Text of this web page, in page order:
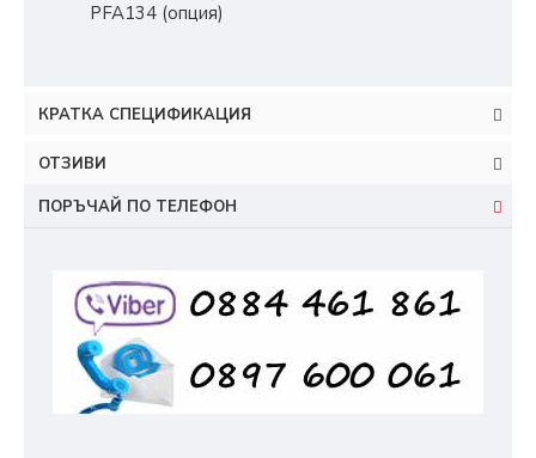
PFA134 (опция)
КРАТКА СПЕЦИФИКАЦИЯ
ОТЗИВИ
ПОРЪЧАЙ ПО ТЕЛЕФОН